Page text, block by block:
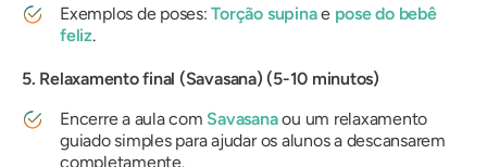
Exemplos de poses:Torção supinae pose do bebê
feliz.
5. Relaxamento final (Savasana) (5-10 minutos)
Encerre a aula com Savasanaou um relaxamento
guiado simples para ajudar os alunos a descansarem
completamente.